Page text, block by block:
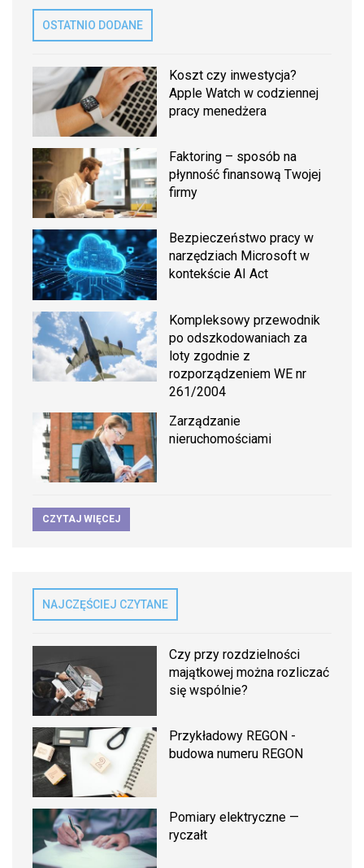
OSTATNIO DODANE
Koszt czy inwestycja?
Apple Watch w codziennej
pracy menedżera
Faktoring – sposób na
płynność finansową Twojej
firmy
Bezpieczeństwo pracy w
narzędziach Microsoft w
kontekście AI Act
Kompleksowy przewodnik
po odszkodowaniach za
loty zgodnie z
rozporządzeniem WE nr
261/2004
Zarządzanie
nieruchomościami
CZYTAJ WIĘCEJ
NAJCZĘŚCIEJ CZYTANE
Czy przy rozdzielności
majątkowej można rozliczać
się wspólnie?
Przykładowy REGON -
budowa numeru REGON
Pomiary elektryczne —
ryczałt